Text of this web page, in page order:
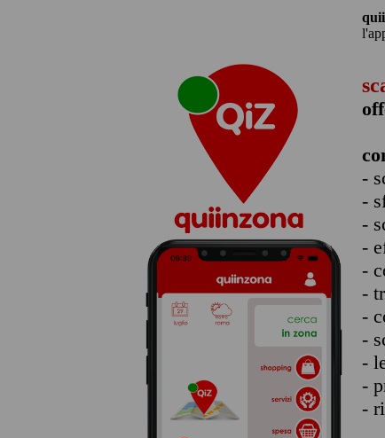
-
-
-
-
-
-
-
-
-
-
-